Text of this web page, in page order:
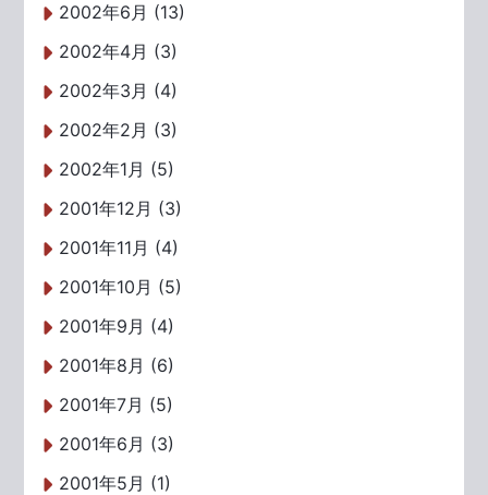
2002年6月 (13)
2002年4月 (3)
2002年3月 (4)
2002年2月 (3)
2002年1月 (5)
2001年12月 (3)
2001年11月 (4)
2001年10月 (5)
2001年9月 (4)
2001年8月 (6)
2001年7月 (5)
2001年6月 (3)
2001年5月 (1)